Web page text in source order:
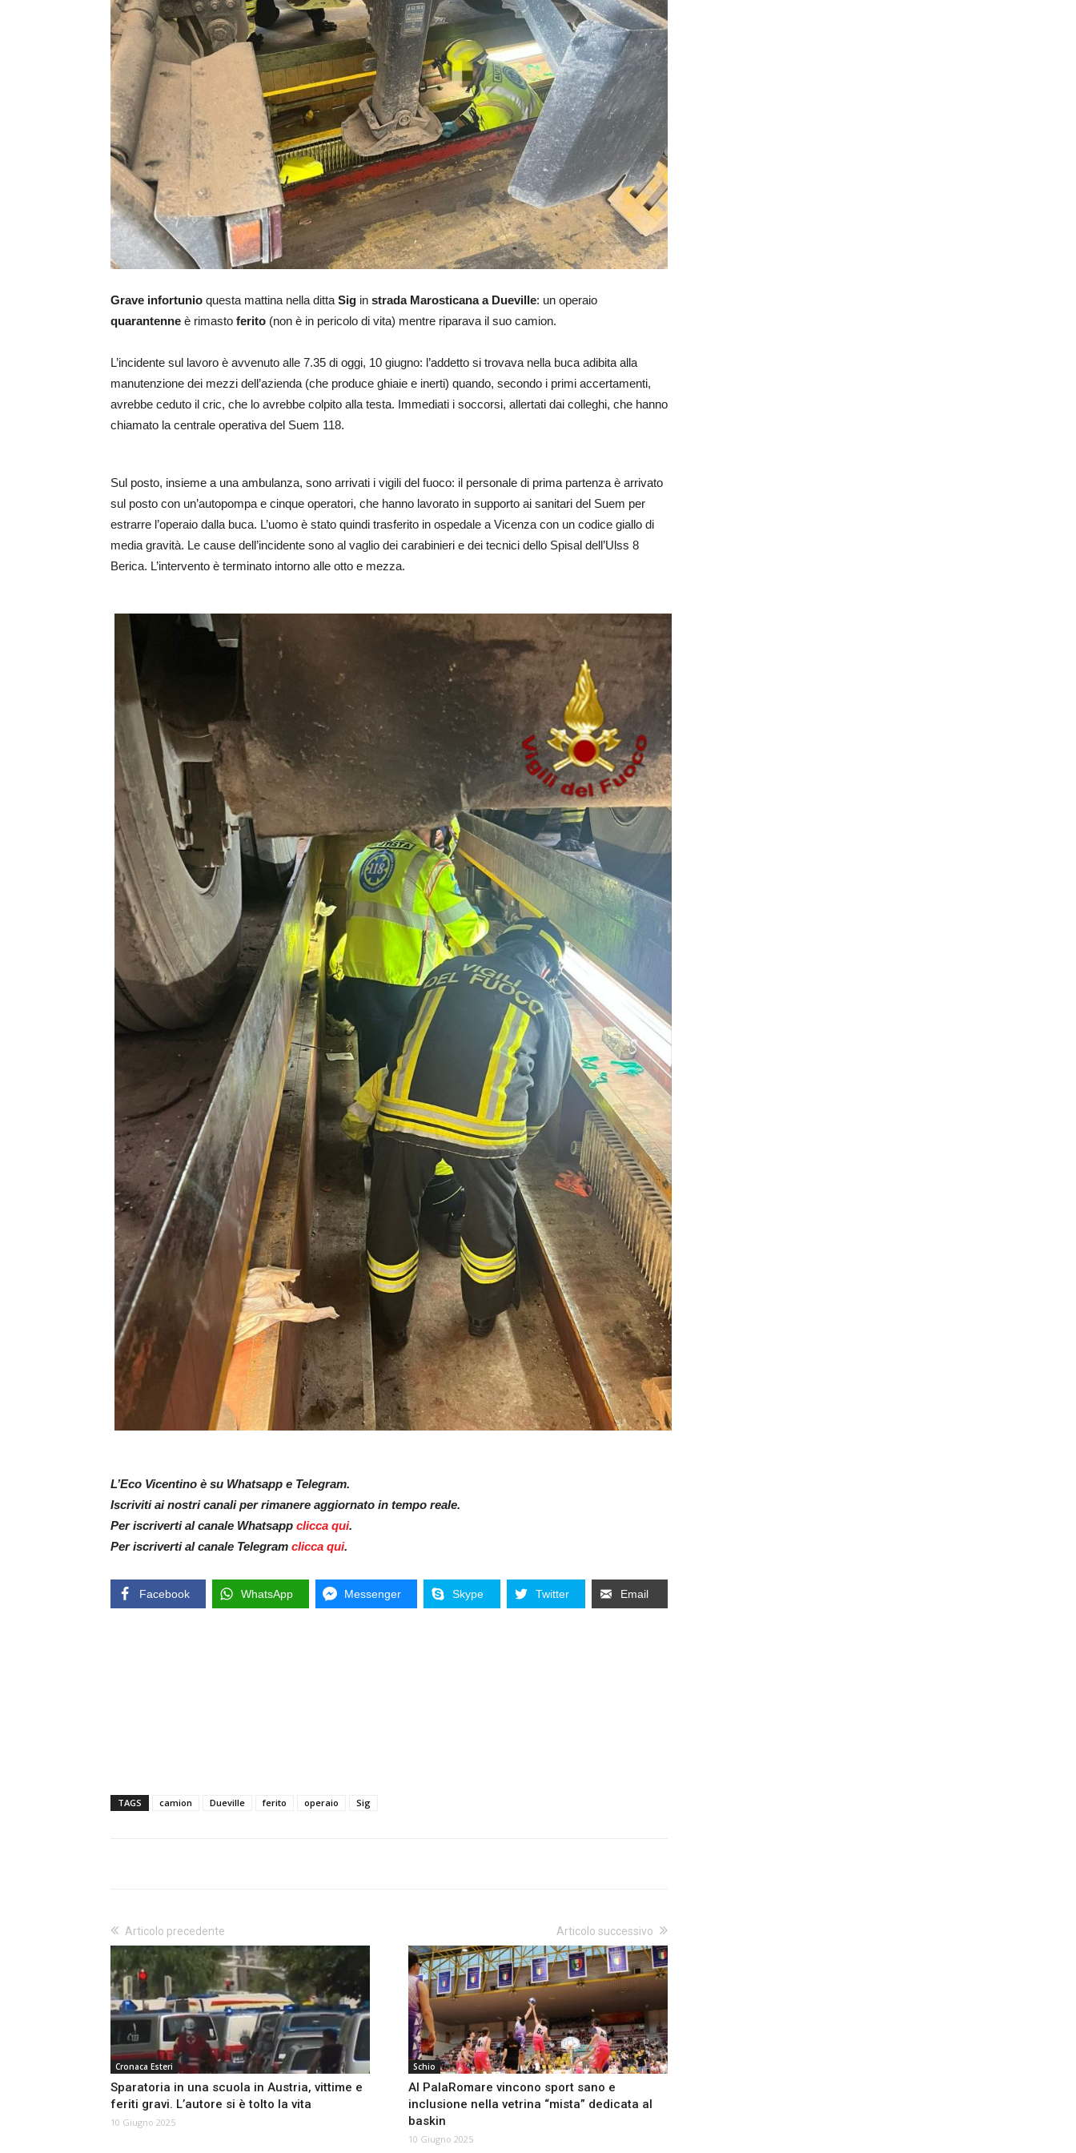
Grave infortunio questa mattina nella ditta Sig in strada Marosticana a Dueville: un operaio
quarantenne è rimasto ferito (non è in pericolo di vita) mentre riparava il suo camion.
L’incidente sul lavoro è avvenuto alle 7.35 di oggi, 10 giugno: l’addetto si trovava nella buca adibita alla
manutenzione dei mezzi dell’azienda (che produce ghiaie e inerti) quando, secondo i primi accertamenti,
avrebbe ceduto il cric, che lo avrebbe colpito alla testa. Immediati i soccorsi, allertati dai colleghi, che hanno
chiamato la centrale operativa del Suem 118.
Sul posto, insieme a una ambulanza, sono arrivati i vigili del fuoco: il personale di prima partenza è arrivato
sul posto con un’autopompa e cinque operatori, che hanno lavorato in supporto ai sanitari del Suem per
estrarre l’operaio dalla buca. L’uomo è stato quindi trasferito in ospedale a Vicenza con un codice giallo di
media gravità. Le cause dell’incidente sono al vaglio dei carabinieri e dei tecnici dello Spisal dell’Ulss 8
Berica. L’intervento è terminato intorno alle otto e mezza.
L’Eco Vicentino è su Whatsapp e Telegram.
Iscriviti ai nostri canali per rimanere aggiornato in tempo reale.
Per iscriverti al canale Whatsapp clicca qui.
Per iscriverti al canale Telegram clicca qui.
Facebook WhatsApp Messenger Skype Twitter Email
TAGS camion Dueville ferito operaio Sig
Articolo precedente
Cronaca Esteri
Sparatoria in una scuola in Austria, vittime e
feriti gravi. L’autore si è tolto la vita
10 Giugno 2025
Articolo successivo
Schio
Al PalaRomare vincono sport sano e
inclusione nella vetrina “mista” dedicata al
baskin
10 Giugno 2025